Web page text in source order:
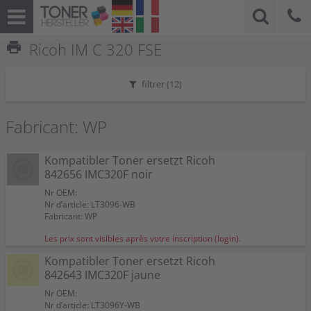
print Ricoh IM C 320 FSE
filtrer (12)
Fabricant: WP
Kompatibler Toner ersetzt Ricoh
842656 IMC320F noir
Nr OEM:
Nr d’article: LT3096-WB
Fabricant: WP
Les prix sont visibles après votre inscription (login).
Kompatibler Toner ersetzt Ricoh
842643 IMC320F jaune
Nr OEM:
Nr d’article: LT3096Y-WB